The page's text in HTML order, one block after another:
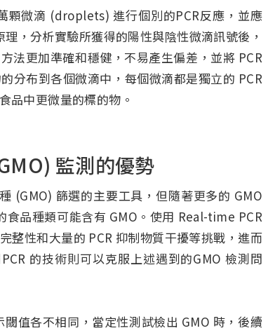
微滴 (droplets) 進行個別的PCR反應，並應
分析實驗所獲得的陽性與陰性微滴訊號後，
法更加準確和穩健，不易產生偏差，並將 PCR
分布到各個微滴中，每個微滴都是獨立的 PCR
品中更微量的標的物。
監測的優勢
篩選的主要工具，但隨著更多的 GMO
品種類可能含有 GMO。使用 Real-time PCR
整性和大量的 PCR 抑制物質干擾等挑戰，進而
的技術則可以克服上述遇到的GMO 檢測問
值各不相同，當定性測試檢出 GMO 時，後續